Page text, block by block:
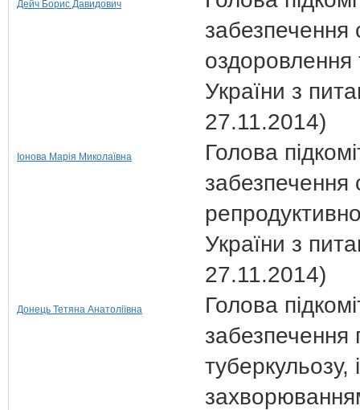
Дейч Борис Давидович
забезпечення
оздоровлення
України з
27.11.2014)
Іонова Марія Миколаївна
Голова
забезпечення
України з
27.11.2014)
Донець Тетяна Анатоліївна
Голова
забезпечення